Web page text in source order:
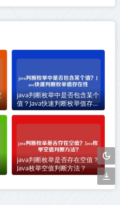
java判断枚举中是否包含某个
值？Java快速判断枚举值存在
性
java判断枚举是否存在空值？
Java枚举空值判断方法？